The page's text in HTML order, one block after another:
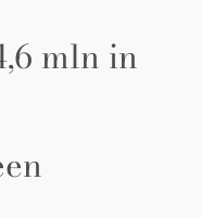
mln in